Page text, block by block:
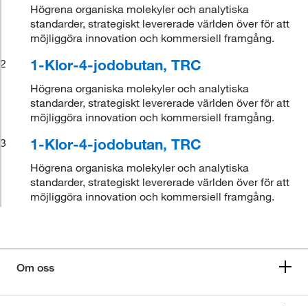
Högrena organiska molekyler och analytiska
standarder, strategiskt levererade världen över för att
möjliggöra innovation och kommersiell framgång.
2
1-Klor-4-jodobutan, TRC
Högrena organiska molekyler och analytiska
standarder, strategiskt levererade världen över för att
möjliggöra innovation och kommersiell framgång.
3
1-Klor-4-jodobutan, TRC
Högrena organiska molekyler och analytiska
standarder, strategiskt levererade världen över för att
möjliggöra innovation och kommersiell framgång.
Om oss